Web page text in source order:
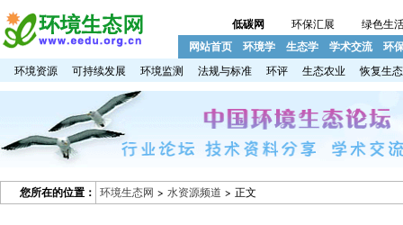
低碳网 环保汇展 绿色生
网站首页 环境学 生态学 学术交流 环
环境资源 可持续发展 环境监测 法规与标准 环评 生态农业 恢复生态
您所在的位置： 环境生态网 > 水资源频道 > 正文